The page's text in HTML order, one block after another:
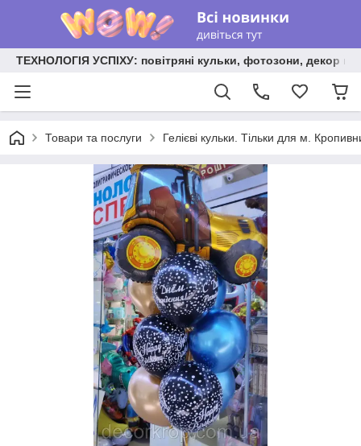
ТЕХНОЛОГІЯ УСПІХУ: повітряні кульки, фотозони, декор на
Товари та послуги Гелієві кульки. Тільки для м.